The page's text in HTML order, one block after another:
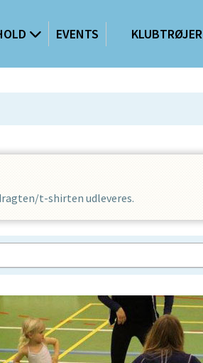
EVENTS KLUBTRØJER
t-shirten udleveres.